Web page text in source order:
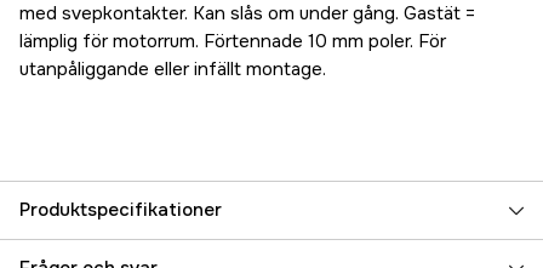
med svepkontakter. Kan slås om under gång. Gastät =
lämplig för motorrum. Förtennade 10 mm poler. För
utanpåliggande eller infällt montage.
Produktspecifikationer